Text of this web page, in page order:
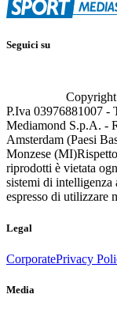
Seguici su
P.Iva 03976881007 -
Mediamond S.p.A. -
Amsterdam (Paesi
Monzese (MI)
riprodotti è vietata
sistemi di
espresso di utilizzare
Legal
CorporatePrivacy
Media